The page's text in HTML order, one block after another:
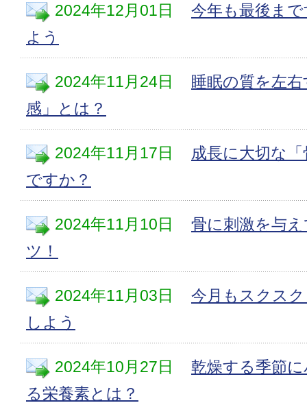
2024年12月01日
今年も最後ま
よう
2024年11月24日
睡眠の質を左
感」とは？
2024年11月17日
成長に大切な
ですか？
2024年11月10日
骨に刺激を与
ツ！
2024年11月03日
今月もスクス
しよう
2024年10月27日
乾燥する季節
る栄養素とは？